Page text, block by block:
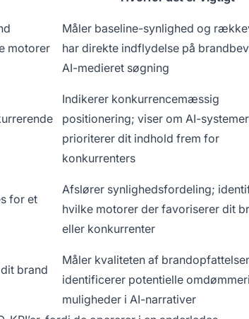
motorer
Måler baseline-synlighed og
har direkte indflydelse på
AI-medieret søgning
Indikerer konkurrencemæssig
positionering; viser om AI-systemer
prioriterer dit indhold frem for
konkurrenters
for et
Afslører synlighedsfordeling;
hvilke motorer der favoriserer dit
eller konkurrenter
brand
Måler kvaliteten af
identificerer potentielle
muligheder i AI-narrativer